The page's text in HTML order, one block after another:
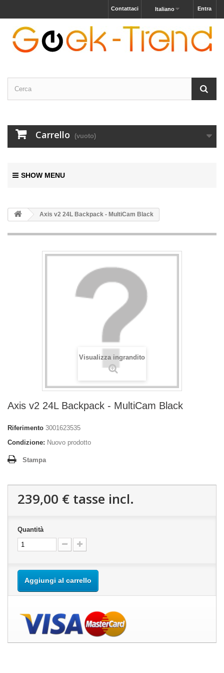
Entra
Italiano
Contattaci
Carrello (vuoto)
SHOW MENU
Axis v2 24L Backpack - MultiCam Black
Visualizza ingrandito
Axis v2 24L Backpack - MultiCam Black
Riferimento 3001623535
Condizione: Nuovo prodotto
Stampa
239,00 € tasse incl.
Quantità
Aggiungi al carrello